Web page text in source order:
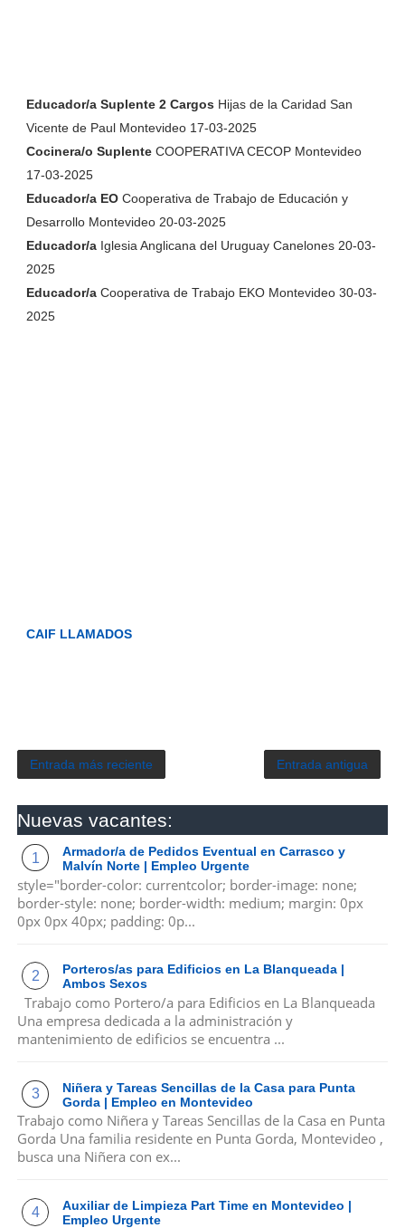
Educador/a Suplente 2 Cargos Hijas de la Caridad San
Vicente de Paul Montevideo 17-03-2025
Cocinera/o SuplenteCOOPERATIVA CECOP Montevideo
17-03-2025
Educador/a EOCooperativa de Trabajo de Educación y
Desarrollo Montevideo 20-03-2025
Educador/aIglesia Anglicana del Uruguay Canelones 20-03-
2025
Educador/aCooperativa de Trabajo EKO Montevideo 30-03-
2025
CAIF LLAMADOS
Entrada más reciente Entrada antigua
Nuevas vacantes:
Armador/a de Pedidos Eventual en Carrasco y
Malvín Norte | Empleo Urgente
style="border-color: currentcolor; border-image: none;
border-style: none; border-width: medium; margin: 0px
0px 0px 40px; padding: 0p...
Porteros/as para Edificios en La Blanqueada |
Ambos Sexos
Trabajo como Portero/a para Edificios en La Blanqueada
Una empresa dedicada a la administración y
mantenimiento de edificios se encuentra ...
Niñera y Tareas Sencillas de la Casa para Punta
Gorda | Empleo en Montevideo
Trabajo como Niñera y Tareas Sencillas de la Casa en Punta
Gorda Una familia residente en Punta Gorda, Montevideo ,
busca una Niñera con ex...
Auxiliar de Limpieza Part Time en Montevideo |
Empleo Urgente